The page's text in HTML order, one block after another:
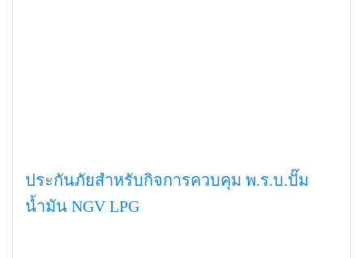
ประกันภัยสำหรับกิจการควบคุม พ.ร.บ.ปั๊ม
น้ำมัน NGV LPG